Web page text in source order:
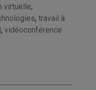
virtuelle,
, travail à
, vidéoconférence